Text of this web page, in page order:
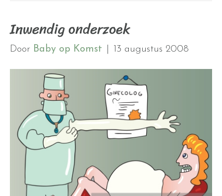
Inwendig onderzoek
Door Baby op Komst 13 augustus 2008